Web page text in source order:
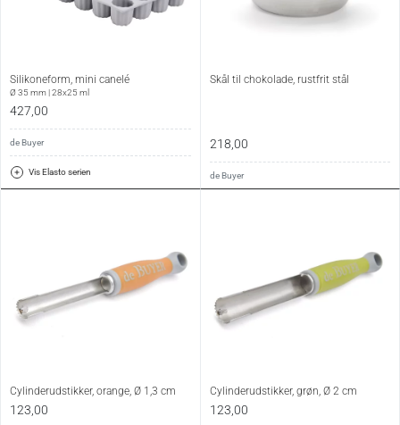
Silikoneform, mini canelé
Ø 35 mm | 28x25 ml
427,00
de Buyer
Vis Elasto serien
Skål til chokolade, rustfrit stål
218,00
de Buyer
Cylinderudstikker, orange, Ø 1,3 cm
123,00
Cylinderudstikker, grøn, Ø 2 cm
123,00